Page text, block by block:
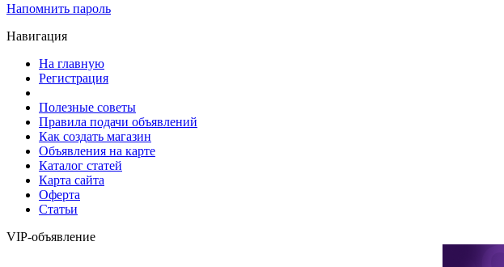
Напомнить пароль
Навигация
На главную
Регистрация
Полезные советы
Правила подачи объявлений
Как создать магазин
Объявления на карте
Каталог статей
Карта сайта
Оферта
Статьи
VIP-объявление